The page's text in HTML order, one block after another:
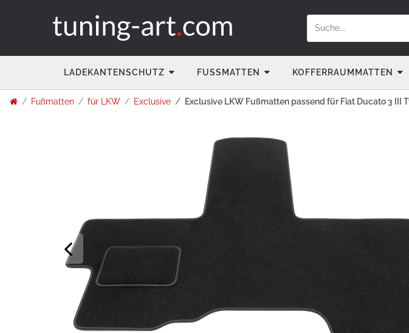
LADEKANTENSCHUTZ FUSSMATTEN KOFFERRAUMMATTEN
Fußmatten für LKW Exclusive Exclusive LKW Fußmatten passend für Fiat Ducato 3 III